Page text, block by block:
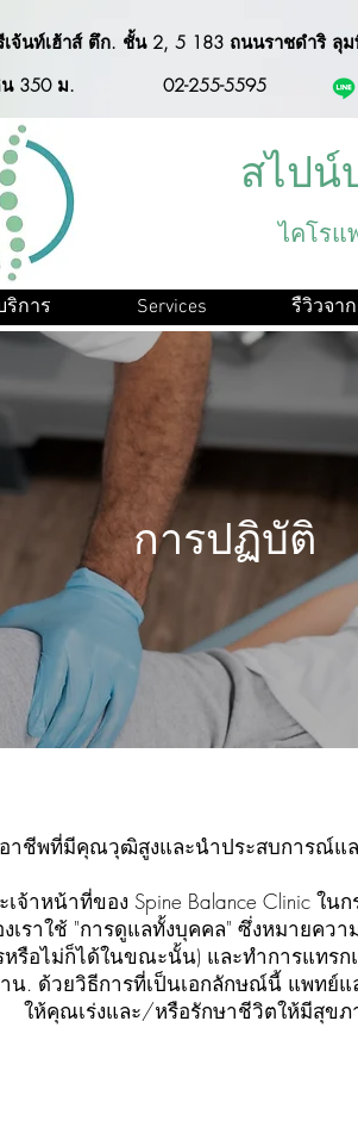
เจ้นท์เฮ้าส์ ตึก. ชั้น 2, 5 183 ถนนราชดำริ ลุ
น 350 ม.
02-255-5595
สไปน์
ไคโรแ
ริการ Services รืวิวจา
การปฏิบัติ
าชีพที่มีคุณวุฒิสูงและนำประสบการณ์แ
าหน้าที่ของ Spine Balance Clinic ใน
ราใช้ "การดูแลทั้งบุคคล" ซึ่งหมายคว
หรือไม่ก็ได้ในขณะนั้น) และทำการแทร
. ด้วยวิธีการที่เป็นเอกลักษณ์นี้ แพทย์แ
ให้คุณเร่งและ/หรือรักษาชีวิตให้มีสุข